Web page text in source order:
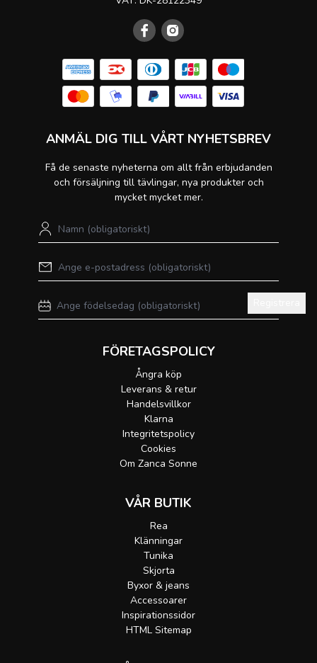
ANMÄL DIG TILL VÅRT NYHETSBREV
Få de senaste nyheterna om allt från erbjudanden
och försäljning till tävlingar, nya produkter och
mycket mycket mer.
FÖRETAGSPOLICY
Ångra köp
Leverans & retur
Handelsvillkor
Klarna
Integritetspolicy
Cookies
Om Zanca Sonne
VÅR BUTIK
Rea
Klänningar
Tunika
Skjorta
Byxor & jeans
Accessoarer
Inspirationssidor
HTML Sitemap